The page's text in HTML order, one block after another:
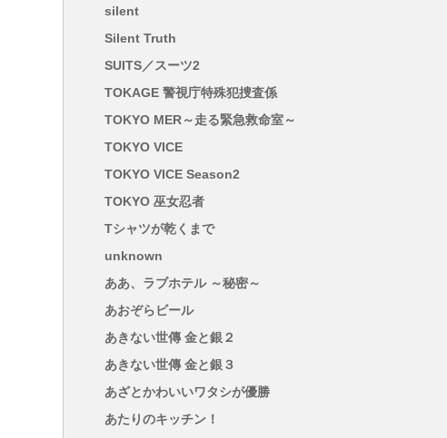
silent
Silent Truth
SUITS／スーツ2
TOKAGE 警視庁特殊犯捜査係
TOKYO MER～走る緊急救命室～
TOKYO VICE
TOKYO VICE Season2
TOKYO 巫女忍者
Tシャツが乾くまで
unknown
ああ、ラブホテル ～秘密～
あおぞらビール
あきない世傳 金と銀２
あきない世傳 金と銀３
あざとかわいいワタシが優勝
あたりのキッチン！